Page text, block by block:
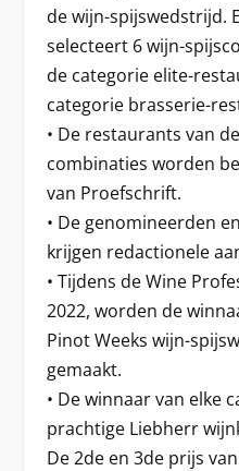
de wijn-spijswedstrijd.
selecteert 6 wijn-
de categorie elite-
categorie brasserie-
• De restaurants van
combinaties worden
van Proefschrift.
• De genomineerden
krijgen redactionele
• Tijdens de Wine
2022, worden de
Pinot Weeks wijn-
gemaakt.
• De winnaar van elke
prachtige Liebherr
De 2de en 3de prijs